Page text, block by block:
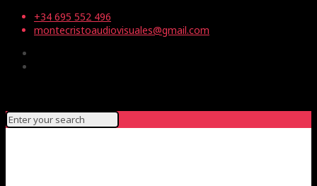
+34 695 552 496
montecristoaudiovisuales@gmail.com